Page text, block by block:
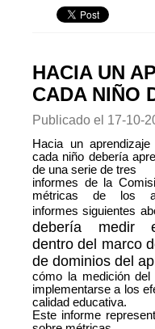
HACIA UN
CADA NIÑO
Publicado el 17-10-
Hacia un
cada niño debería
de una serie de tres
informes de la
métricas de los
informes siguientes
debería medir
dentro del marco
de dominios del
cómo la medición del
implementarse a los
calidad educativa.
Este informe